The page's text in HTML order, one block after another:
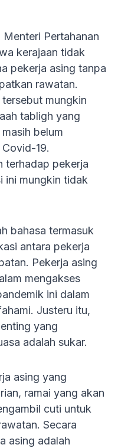
Menteri Pertahanan
kerajaan tidak
pekerja asing tanpa
rawatan.
mungkin
tabligh yang
belum
19.
terhadap pekerja
ini mungkin tidak
bahasa termasuk
antara pekerja
Pekerja asing
mengakses
ini dalam
Justeru itu,
yang
adalah sukar.
asing yang
ramai yang akan
cuti untuk
Secara
asing adalah